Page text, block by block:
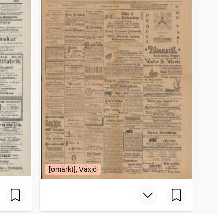
[omärkt], Växjö